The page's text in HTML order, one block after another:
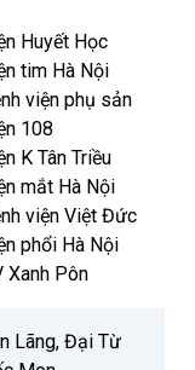
Huyết Học
tim Hà Nội
viện phụ sản
108
K Tân Triều
mắt Hà Nội
viện Việt Đức
phổi Hà Nội
Xanh Pôn
Lãng, Đại Từ